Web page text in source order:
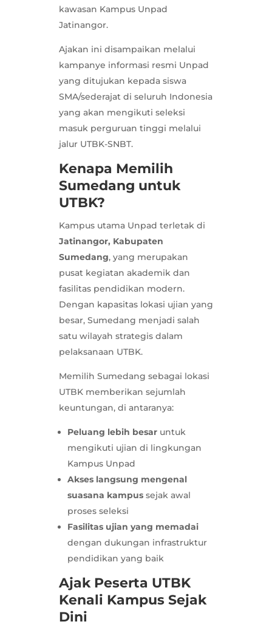
kawasan Kampus Unpad
Jatinangor.
Ajakan ini disampaikan melalui
kampanye informasi resmi Unpad
yang ditujukan kepada siswa
SMA/sederajat di seluruh Indonesia
yang akan mengikuti seleksi
masuk perguruan tinggi melalui
jalur UTBK-SNBT.
Kenapa Memilih
Sumedang untuk
UTBK?
Kampus utama Unpad terletak di
Jatinangor, Kabupaten
Sumedang, yang merupakan
pusat kegiatan akademik dan
fasilitas pendidikan modern.
Dengan kapasitas lokasi ujian yang
besar, Sumedang menjadi salah
satu wilayah strategis dalam
pelaksanaan UTBK.
Memilih Sumedang sebagai lokasi
UTBK memberikan sejumlah
keuntungan, di antaranya:
Peluang lebih besaruntuk
mengikuti ujian di lingkungan
Kampus Unpad
Akses langsung mengenal
suasana kampussejak awal
proses seleksi
Fasilitas ujian yang memadai
dengan dukungan infrastruktur
pendidikan yang baik
Ajak Peserta UTBK
Kenali Kampus Sejak
Dini